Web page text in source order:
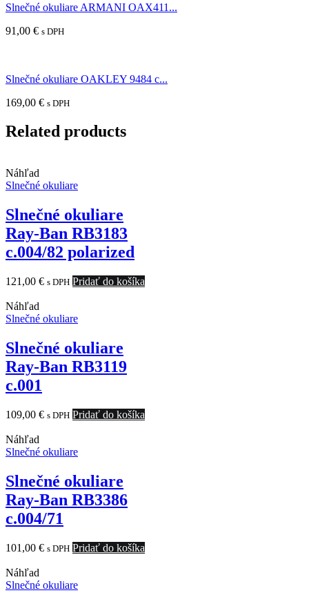
Slnečné okuliare ARMANI OAX411...
91,00 € s DPH
Slnečné okuliare OAKLEY 9484 c...
169,00 € s DPH
Related products
Náhľad
Slnečné okuliare
Slnečné okuliare
Ray-Ban RB3183
c.004/82 polarized
121,00 € s DPH Pridať do košíka
Náhľad
Slnečné okuliare
Slnečné okuliare
Ray-Ban RB3119
c.001
109,00 € s DPH Pridať do košíka
Náhľad
Slnečné okuliare
Slnečné okuliare
Ray-Ban RB3386
c.004/71
101,00 € s DPH Pridať do košíka
Náhľad
Slnečné okuliare